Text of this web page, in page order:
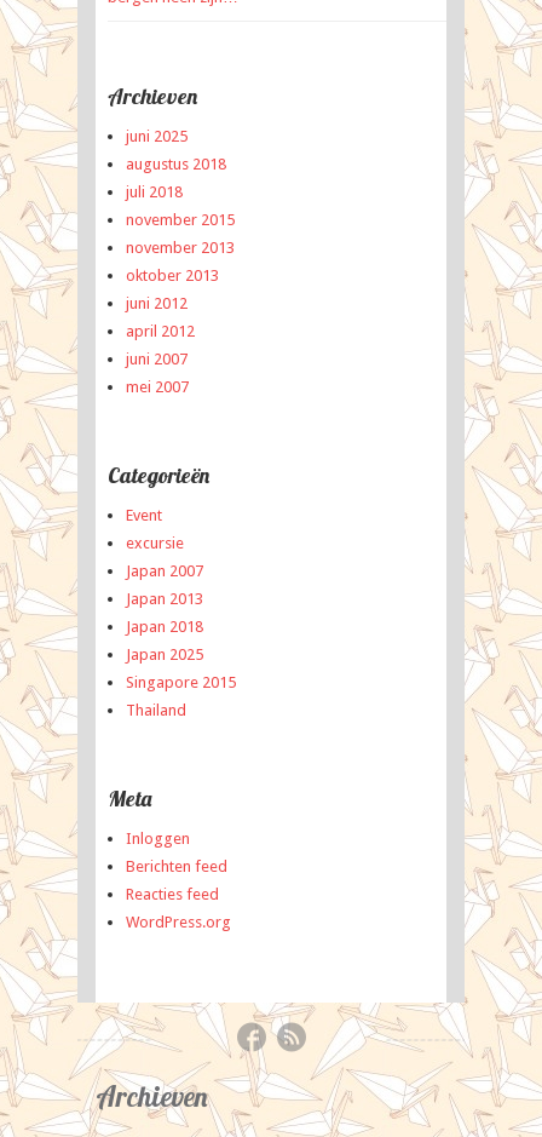
Archieven
juni 2025
augustus 2018
juli 2018
november 2015
november 2013
oktober 2013
juni 2012
april 2012
juni 2007
mei 2007
Categorieën
Event
excursie
Japan 2007
Japan 2013
Japan 2018
Japan 2025
Singapore 2015
Thailand
Meta
Inloggen
Berichten feed
Reacties feed
WordPress.org
Archieven